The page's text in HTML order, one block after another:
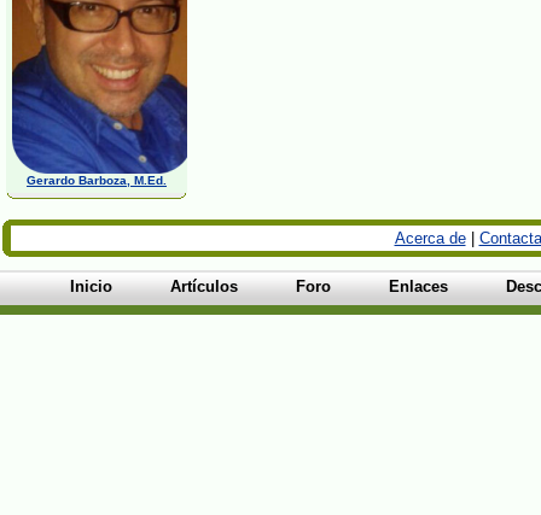
Gerardo Barboza, M.Ed.
Acerca de|
Inicio Artículos Foro Enlaces